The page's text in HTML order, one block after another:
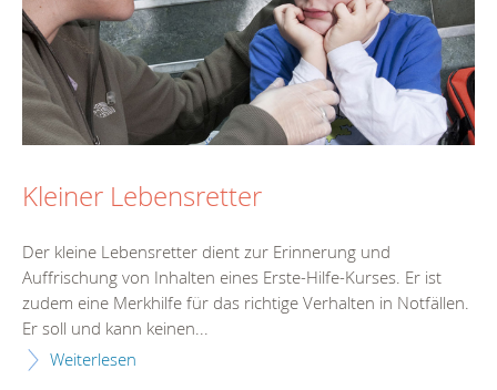
Kleiner Lebensretter
Der kleine Lebensretter dient zur Erinnerung und
Auffrischung von Inhalten eines Erste-Hilfe-Kurses. Er ist
zudem eine Merkhilfe für das richtige Verhalten in Notfällen.
Er soll und kann keinen...
Weiterlesen